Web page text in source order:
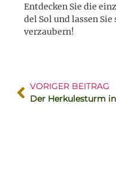
Entdecken Sie die
del Sol und lassen
verzaubern!
VORIGER BEITRAG